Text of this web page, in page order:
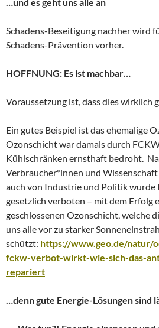
Schadens-Beseitigung nachher wird
Schadens-Prävention vorher.
HOFFNUNG: Es ist machbar…
Voraussetzung ist, dass dies wirklich
Ein gutes Beispiel ist das ehemalige
Ozonschicht war damals durch
Kühlschränken ernsthaft bedroht.
Verbraucher*innen und
auch von Industrie und Politik
gesetzlich verboten – mit dem Erfolg
geschlossenen Ozonschicht, welche
uns alle vor zu starker
schützt: https://www.geo.de/natur/
fckw-verbot-wirkt-wie-sich-das-
repariert
…denn gute Energie-Lösungen sind